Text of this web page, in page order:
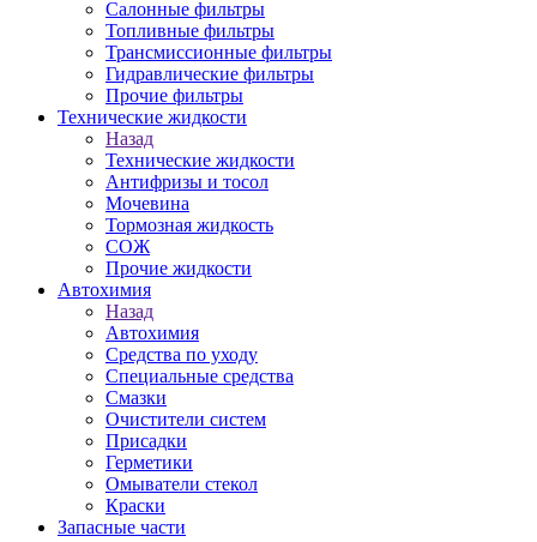
Салонные фильтры
Топливные фильтры
Трансмиссионные фильтры
Гидравлические фильтры
Прочие фильтры
Технические жидкости
Назад
Технические жидкости
Антифризы и тосол
Мочевина
Тормозная жидкость
СОЖ
Прочие жидкости
Автохимия
Назад
Автохимия
Средства по уходу
Специальные средства
Смазки
Очистители систем
Присадки
Герметики
Омыватели стекол
Краски
Запасные части